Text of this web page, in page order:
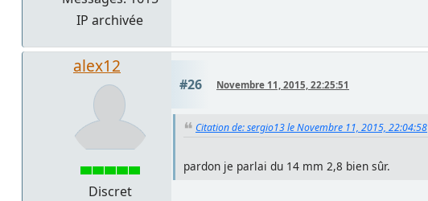
IP archivée
alex12
Discret
#26 Novembre 11, 2015, 22:25:51
Citation de: sergio13 le Novembre 11, 2015, 22:04:58
pardon je parlai du 14 mm 2,8 bien sûr.